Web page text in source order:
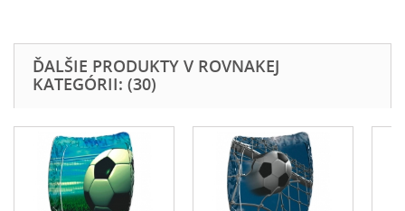
ĎALŠIE PRODUKTY V ROVNAKEJ
KATEGÓRII: (30)